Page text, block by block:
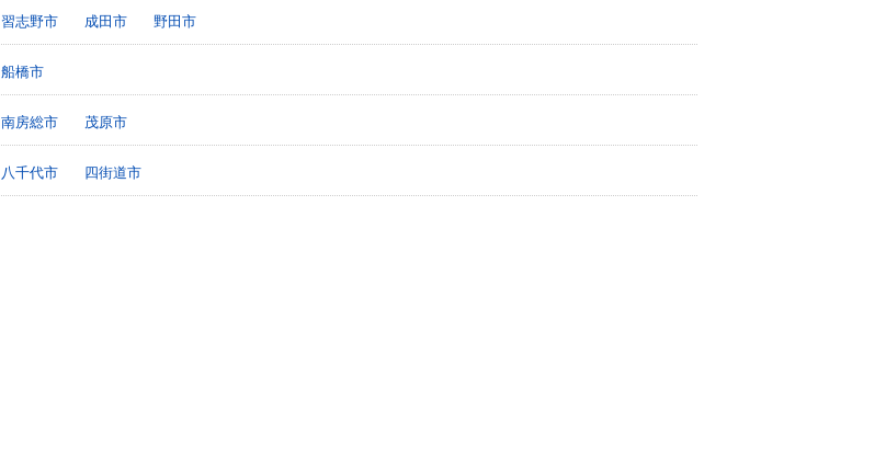
習志野市 成田市 野田市
船橋市
南房総市 茂原市
八千代市 四街道市